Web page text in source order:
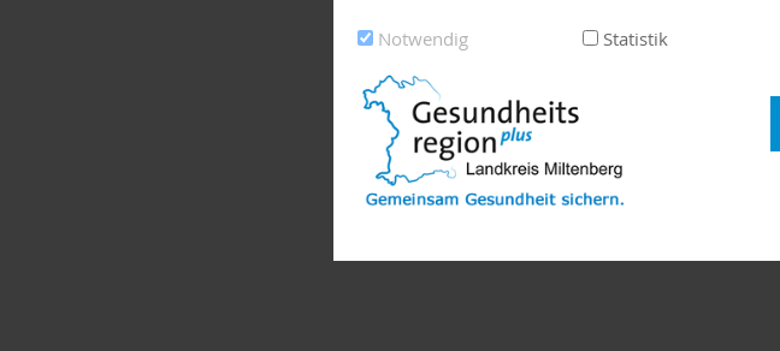
Notwendig Statistik